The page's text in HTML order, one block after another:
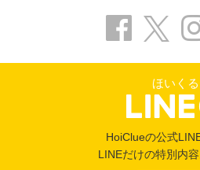
ほいくる
HoiClueの公式
LINEだけの特別内容